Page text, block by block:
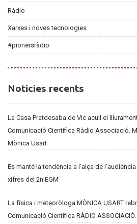
Ràdio
Xarxes i noves tecnologies
#pionersràdio
Noticies
Noticies recents
La Casa Pratdesaba de Vic acull el
Comunicació Científica Ràdio Associació.
Mònica Usart
Es manté la tendència a l’alça de
xifres del 2n EGM
La física i meteoròloga MÒNICA USART
Comunicació Científica RÀDIO